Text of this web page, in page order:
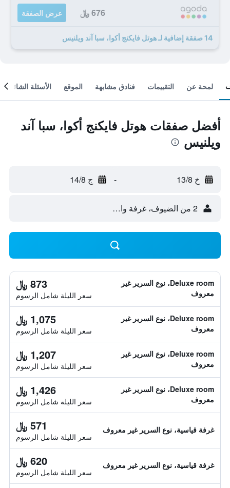
676 ﷼ عرض الصفقة
14 صفقة إضافية لـ هوتل فايكنج أكوا، سبا آند ويلنيس
لمحة عن التقييمات فنادق مشابهة الموقع الأسئلة الشائعة
أفضل صفقات هوتل فايكنج أكوا، سبا آند
ويلنيس
خ 13/8 - ج 14/8
2 من الضيوف، غرفة واحدة
Deluxe room، نوع السرير غير
معروف
873 ﷼
سعر الليلة شامل الرسوم
Deluxe room، نوع السرير غير
معروف
1,075 ﷼
سعر الليلة شامل الرسوم
Deluxe room، نوع السرير غير
معروف
1,207 ﷼
سعر الليلة شامل الرسوم
Deluxe room، نوع السرير غير
معروف
1,426 ﷼
سعر الليلة شامل الرسوم
غرفة قياسية، نوع السرير غير معروف 571 ﷼
سعر الليلة شامل الرسوم
غرفة قياسية، نوع السرير غير معروف 620 ﷼
سعر الليلة شامل الرسوم